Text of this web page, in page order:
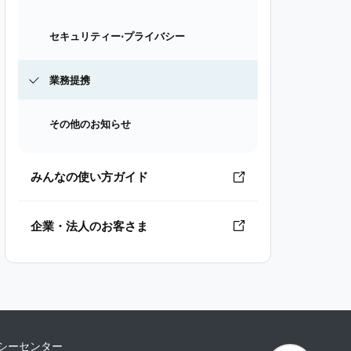
セキュリティー⋅プライバシー
業務提携
その他のお知らせ
みんなの使い方ガイド
企業・法人のお客さま
ーセンター